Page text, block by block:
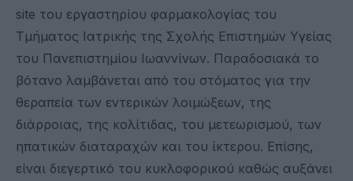
site του εργαστηρίου φαρμακολογίας του
Τμήματος Ιατρικής της Σχολής Επιστημών Υγείας
του Πανεπιστημίου Ιωαννίνων. Παραδοσιακά το
βότανο λαμβάνεται από του στόματος για την
θεραπεία των εντερικών λοιμώξεων, της
διάρροιας, της κολίτιδας, του μετεωρισμού, των
ηπατικών διαταραχών και του ίκτερου. Επίσης,
είναι διεγερτικό του κυκλοφορικού καθώς αυξάνει